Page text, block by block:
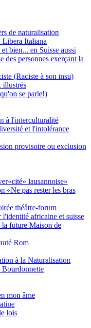
de naturalisation
Libera Italiana
bien... en Suisse aussi
des personnes exerçant la
(Raciste à son insu)
illustrés
se parle!)
à l'interculturalité
et l'intolérance
provisoire ou exclusion
lausannoise»
«Ne pas rester les bras
théâtre-forum
l'identité africaine et suisse
la future Maison de
Rom
à la Naturalisation
Bourdonnette
mon âme
lois